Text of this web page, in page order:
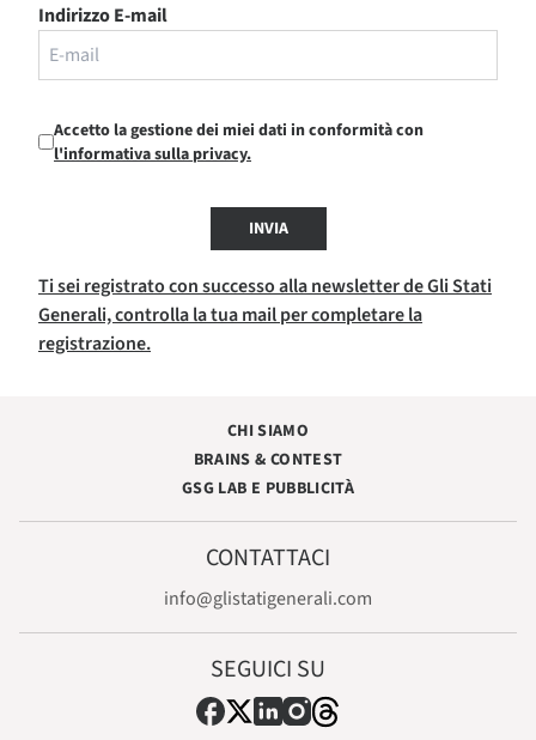
Indirizzo E-mail
Accetto la gestione dei miei dati in conformità con
l'informativa sulla privacy.
INVIA
Ti sei registrato con successo alla newsletter de Gli Stati
Generali, controlla la tua mail per completare la
registrazione.
CHI SIAMO
BRAINS & CONTEST
GSG LAB E PUBBLICITÀ
CONTATTACI
info@glistatigenerali.com
SEGUICI SU